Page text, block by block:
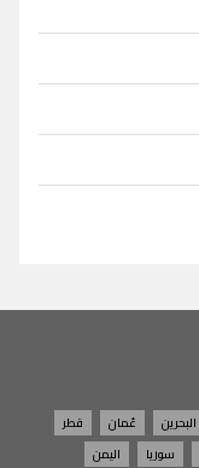
البحرين عُمان
قطر
سوريا اليمن